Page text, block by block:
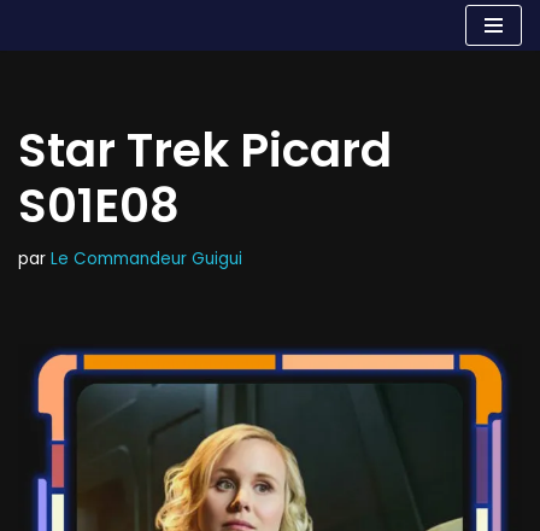
Star Trek Picard
S01E08
par Le Commandeur Guigui